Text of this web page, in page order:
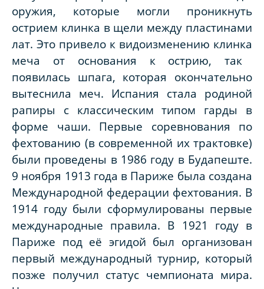
оружия, которые могли проникнуть
острием клинка в щели между пластинами
лат. Это привело к видоизменению клинка
меча от основания к острию, так
появилась шпага, которая окончательно
вытеснила меч. Испания стала родиной
рапиры с классическим типом гарды в
форме чаши. Первые соревнования по
фехтованию (в современной их трактовке)
были проведены в 1 986 году в Будапеште.
9 ноября 1913 года в Париже была создана
Международной федерации фехтования. В
1914 году были сформулированы первые
международные правила. В 1921 году в
Париже под её эгидой был организован
первый международный турнир, который
позже получил статус чемпионата мира.